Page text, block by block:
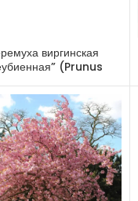
виргинская
(Prunus